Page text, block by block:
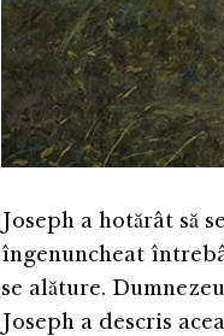
Joseph a hotărât să
îngenuncheat
se alăture.
Joseph a descris